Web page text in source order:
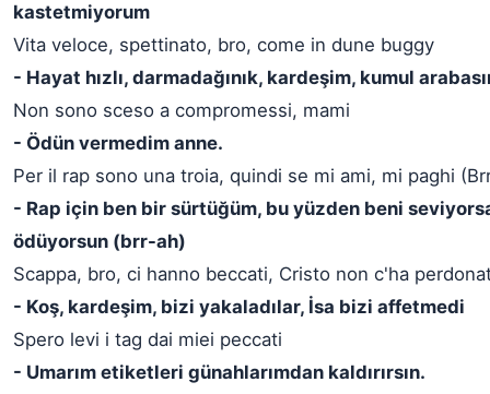
kastetmiyorum
Vita veloce, spettinato, bro, come in dune buggy
- Hayat hızlı, darmadağınık, kardeşim, kumul
Non sono sceso a compromessi, mami
- Ödün vermedim anne.
Per il rap sono una troia, quindi se mi ami, mi paghi
- Rap için ben bir sürtüğüm, bu yüzden beni
ödüyorsun (brr-ah)
Scappa, bro, ci hanno beccati, Cristo non c'ha
- Koş, kardeşim, bizi yakaladılar, İsa bizi affetmedi
Spero levi i tag dai miei peccati
- Umarım etiketleri günahlarımdan kaldırırsın.